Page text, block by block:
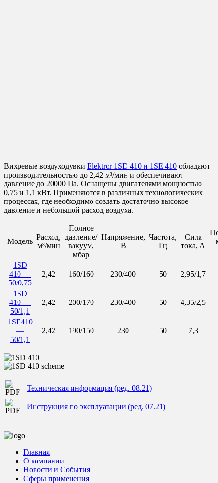
Вихревые воздуходувки Elektror 1SD 410 и 1SE 410 обладают
производительностью до 2,42 м³/мин и обеспечивают
давление до 20000 Па. Оснащены двигателями мощностью
0,75 и 1,1 кВт. Применяются в различных технологических
процессах, где необходимо создать достаточно высокое
давление и небольшой расход воздуха.
Модель
Расход,
м³/мин
Полное
давление/
вакуум,
мбар
Напряжение,
В
Частота,
Гц
Сила
тока, А
1SD
410 —
50/0,75
2,42 160/160 230/400 50 2,95/1,7
1SD
410 —
50/1,1
2,42 200/170 230/400 50 4,35/2,5
1SE410
—
50/1,1
2,42 190/150 230 50 7,3
Техническая информация (ред. 08.21)
Инструкция по эксплуатации (ред. 07.21)
Главная
О компании
Новости и События
Сферы применения